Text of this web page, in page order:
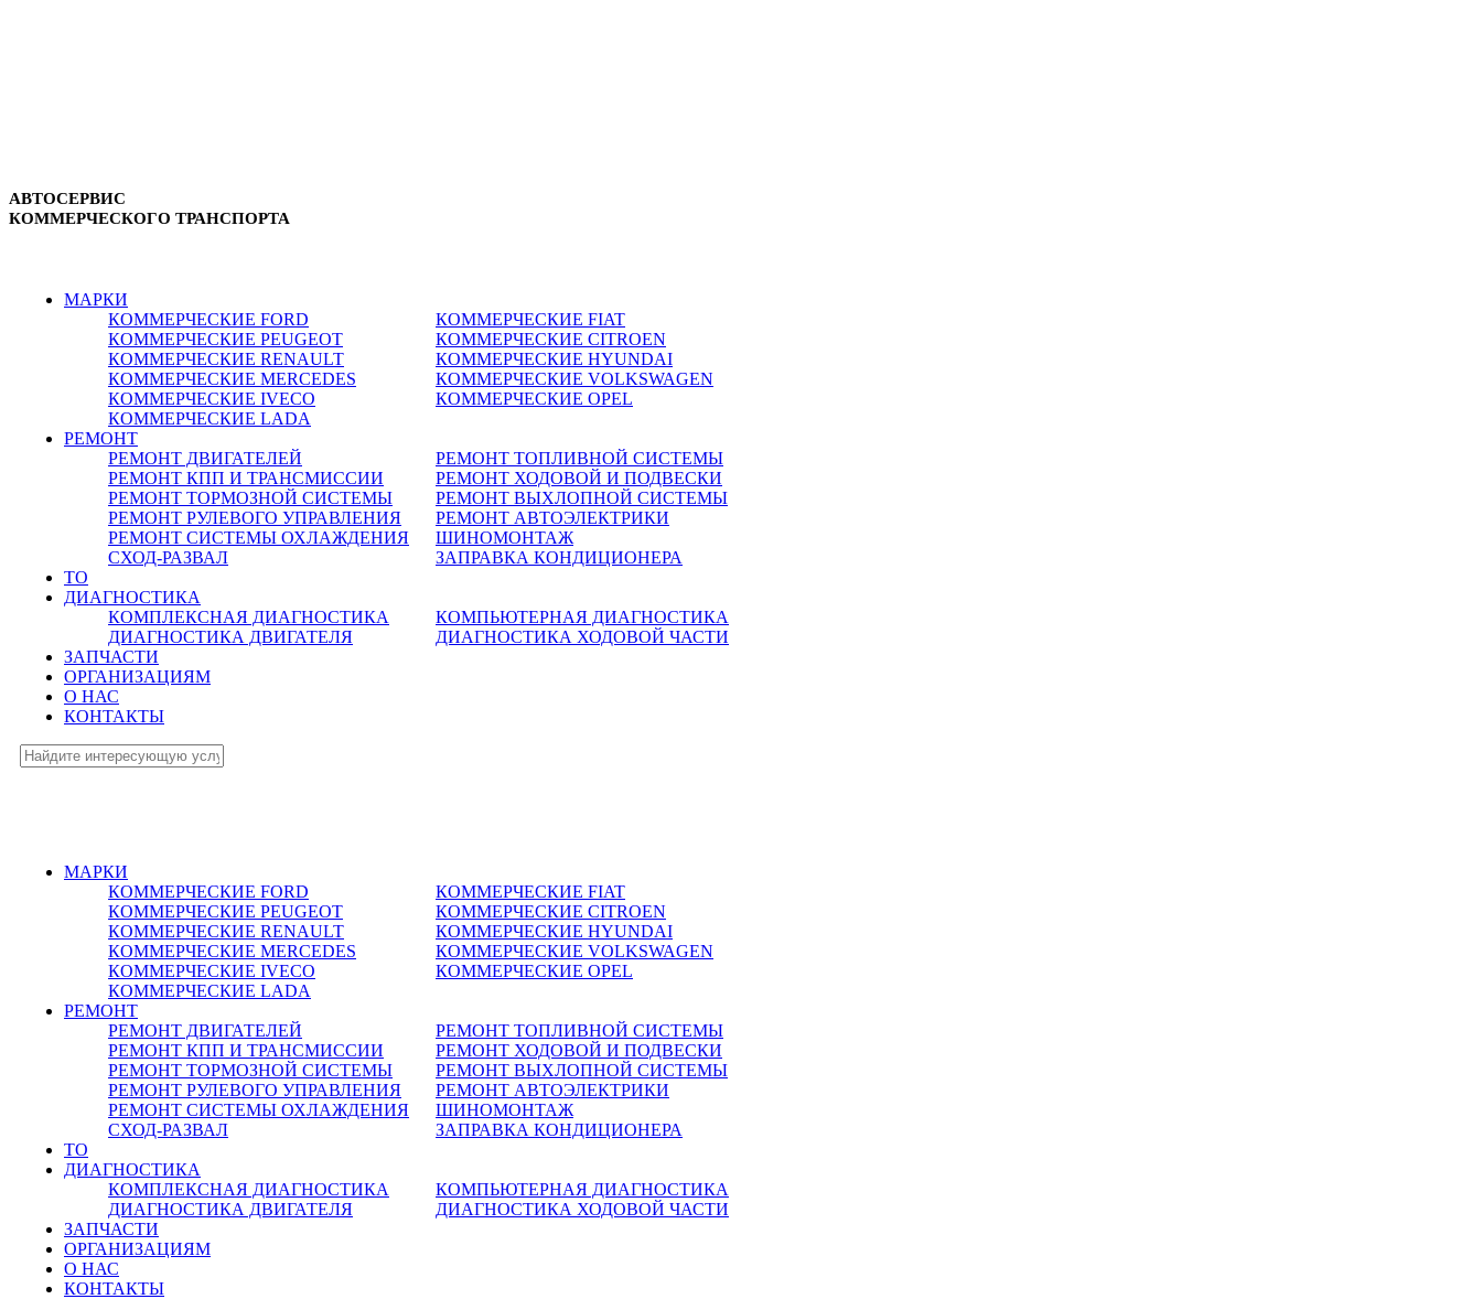
АВТОСЕРВИС
КОММЕРЧЕСКОГО ТРАНСПОРТА
МАРКИ
КОММЕРЧЕСКИЕ FORD КОММЕРЧЕСКИЕ FIAT
КОММЕРЧЕСКИЕ PEUGEOT КОММЕРЧЕСКИЕ CITROEN
КОММЕРЧЕСКИЕ RENAULT КОММЕРЧЕСКИЕ HYUNDAI
КОММЕРЧЕСКИЕ MERCEDES КОММЕРЧЕСКИЕ VOLKSWAGEN
КОММЕРЧЕСКИЕ IVECO КОММЕРЧЕСКИЕ OPEL
КОММЕРЧЕСКИЕ LADA
РЕМОНТ
РЕМОНТ ДВИГАТЕЛЕЙ
РЕМОНТ ТОПЛИВНОЙ СИСТЕМЫ
РЕМОНТ КПП И ТРАНСМИССИИ
РЕМОНТ ХОДОВОЙ И ПОДВЕСКИ
РЕМОНТ ТОРМОЗНОЙ СИСТЕМЫ
РЕМОНТ ВЫХЛОПНОЙ СИСТЕМЫ
РЕМОНТ РУЛЕВОГО УПРАВЛЕНИЯ
РЕМОНТ АВТОЭЛЕКТРИКИ
РЕМОНТ СИСТЕМЫ ОХЛАЖДЕНИЯ
ШИНОМОНТАЖ
СХОД-РАЗВАЛ
ЗАПРАВКА КОНДИЦИОНЕРА
ТО
ДИАГНОСТИКА
КОМПЛЕКСНАЯ ДИАГНОСТИКА
КОМПЬЮТЕРНАЯ ДИАГНОСТИКА
ДИАГНОСТИКА ДВИГАТЕЛЯ
ДИАГНОСТИКА ХОДОВОЙ ЧАСТИ
ЗАПЧАСТИ
ОРГАНИЗАЦИЯМ
О НАС
КОНТАКТЫ
МАРКИ
КОММЕРЧЕСКИЕ FORD КОММЕРЧЕСКИЕ FIAT
КОММЕРЧЕСКИЕ PEUGEOT КОММЕРЧЕСКИЕ CITROEN
КОММЕРЧЕСКИЕ RENAULT КОММЕРЧЕСКИЕ HYUNDAI
КОММЕРЧЕСКИЕ MERCEDES КОММЕРЧЕСКИЕ VOLKSWAGEN
КОММЕРЧЕСКИЕ IVECO КОММЕРЧЕСКИЕ OPEL
КОММЕРЧЕСКИЕ LADA
РЕМОНТ
РЕМОНТ ДВИГАТЕЛЕЙ
РЕМОНТ ТОПЛИВНОЙ СИСТЕМЫ
РЕМОНТ КПП И ТРАНСМИССИИ
РЕМОНТ ХОДОВОЙ И ПОДВЕСКИ
РЕМОНТ ТОРМОЗНОЙ СИСТЕМЫ
РЕМОНТ ВЫХЛОПНОЙ СИСТЕМЫ
РЕМОНТ РУЛЕВОГО УПРАВЛЕНИЯ
РЕМОНТ АВТОЭЛЕКТРИКИ
РЕМОНТ СИСТЕМЫ ОХЛАЖДЕНИЯ
ШИНОМОНТАЖ
СХОД-РАЗВАЛ
ЗАПРАВКА КОНДИЦИОНЕРА
ТО
ДИАГНОСТИКА
КОМПЛЕКСНАЯ ДИАГНОСТИКА
КОМПЬЮТЕРНАЯ ДИАГНОСТИКА
ДИАГНОСТИКА ДВИГАТЕЛЯ
ДИАГНОСТИКА ХОДОВОЙ ЧАСТИ
ЗАПЧАСТИ
ОРГАНИЗАЦИЯМ
О НАС
КОНТАКТЫ